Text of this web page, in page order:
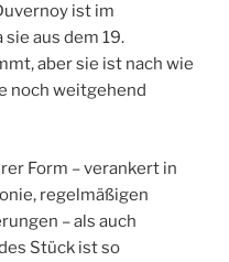
ist im
aus dem 19.
aber sie ist nach wie
noch weitgehend
Form – verankert in
regelmäßigen
– als auch
Stück ist so